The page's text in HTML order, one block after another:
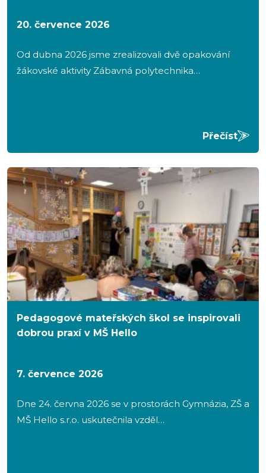
20. července 2026
Od dubna 2026 jsme zrealizovali dvě opakování
žákovské aktivity Zábavná polytechnika…
Přečíst
Pedagogové mateřských škol se inspirovali
dobrou praxí v MŠ Hello
7. července 2026
Dne 24. června 2026 se v prostorách Gymnázia, ZŠ a
MŠ Hello s.r.o. uskutečnila vzděl…